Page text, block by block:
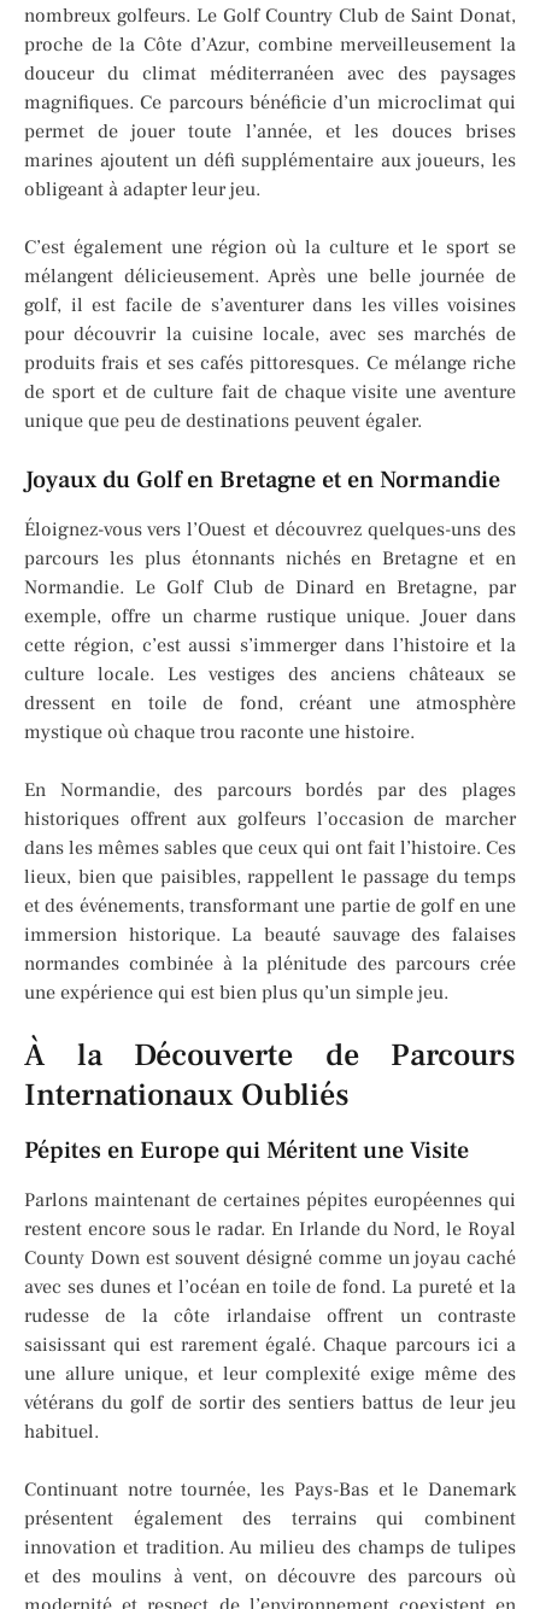
nombreux golfeurs. Le Golf Country Club de Saint Donat,
proche de la Côte d’Azur, combine merveilleusement la
douceur du climat méditerranéen avec des paysages
magnifiques. Ce parcours bénéficie d’un microclimat qui
permet de jouer toute l’année, et les douces brises
marines ajoutent un défi supplémentaire aux joueurs, les
obligeant à adapter leur jeu.
C’est également une région où la culture et le sport se
mélangent délicieusement. Après une belle journée de
golf, il est facile de s’aventurer dans les villes voisines
pour découvrir la cuisine locale, avec ses marchés de
produits frais et ses cafés pittoresques. Ce mélange riche
de sport et de culture fait de chaque visite une aventure
unique que peu de destinations peuvent égaler.
Joyaux du Golf en Bretagne et en Normandie
Éloignez-vous vers l’Ouest et découvrez quelques-uns des
parcours les plus étonnants nichés en Bretagne et en
Normandie. Le Golf Club de Dinard en Bretagne, par
exemple, offre un charme rustique unique. Jouer dans
cette région, c’est aussi s’immerger dans l’histoire et la
culture locale. Les vestiges des anciens châteaux se
dressent en toile de fond, créant une atmosphère
mystique où chaque trou raconte une histoire.
En Normandie, des parcours bordés par des plages
historiques offrent aux golfeurs l’occasion de marcher
dans les mêmes sables que ceux qui ont fait l’histoire. Ces
lieux, bien que paisibles, rappellent le passage du temps
et des événements, transformant une partie de golf en une
immersion historique. La beauté sauvage des falaises
normandes combinée à la plénitude des parcours crée
une expérience qui est bien plus qu’un simple jeu.
À la Découverte de Parcours
Internationaux Oubliés
Pépites en Europe qui Méritent une Visite
Parlons maintenant de certaines pépites européennes qui
restent encore sous le radar. En Irlande du Nord, le Royal
County Down est souvent désigné comme un joyau caché
avec ses dunes et l’océan en toile de fond. La pureté et la
rudesse de la côte irlandaise offrent un contraste
saisissant qui est rarement égalé. Chaque parcours ici a
une allure unique, et leur complexité exige même des
vétérans du golf de sortir des sentiers battus de leur jeu
habituel.
Continuant notre tournée, les Pays-Bas et le Danemark
présentent également des terrains qui combinent
innovation et tradition. Au milieu des champs de tulipes
et des moulins à vent, on découvre des parcours où